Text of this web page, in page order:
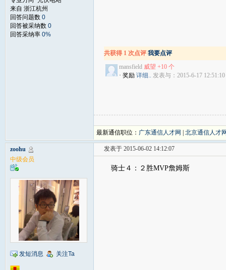
来自 浙江杭州
回答问题数 0
回答被采纳数 0
回答采纳率 0%
共获得 1 次点评 我要点评
mansfield 威望 +10 个
· 奖励 详细.. 发表与：2015-6-17 12:51:10
最新通信职位： 广东通信人才网 北京通信人才
zoohu
中级会员
发短消息 关注Ta
发表于 2015-06-02 14:12:07
骑士４：２胜MVP詹姆斯